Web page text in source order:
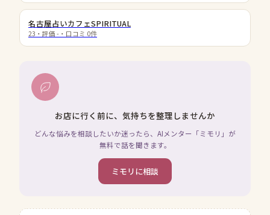
名古屋占いカフェSPIRITUAL
23 ・評価 - ・口コミ 0件
お店に行く前に、気持ちを整理しませんか
どんな悩みを相談したいか迷ったら、AIメンター「ミモリ」が
無料で話を聞きます。
ミモリに相談